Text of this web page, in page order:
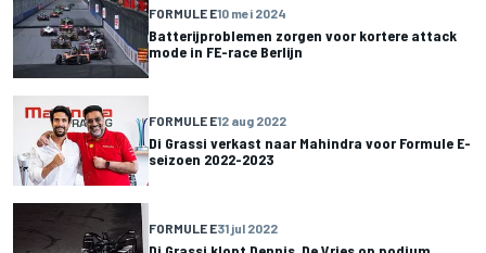
FORMULE E10 mei 2024
Batterijproblemen zorgen voor kortere attack
mode in FE-race Berlijn
FORMULE E12 aug 2022
Di Grassi verkast naar Mahindra voor Formule E-
seizoen 2022-2023
FORMULE E31 jul 2022